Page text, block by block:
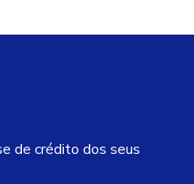
de crédito dos seus